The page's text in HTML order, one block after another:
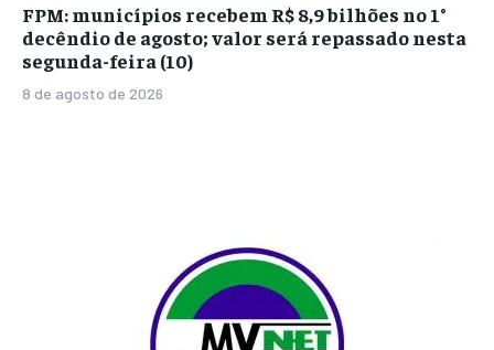
FPM: municípios recebem R$ 8,9 bilhões no 1°
decêndio de agosto; valor será repassado nesta
segunda-feira (10)
8 de agosto de 2026